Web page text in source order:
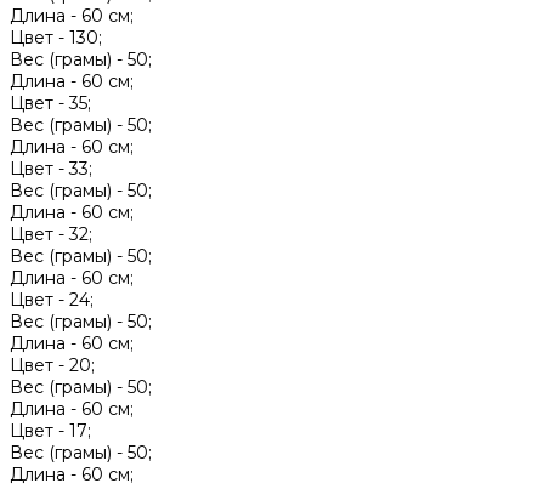
Длина - 60 см;
Цвет - 130;
Вес (грамы) - 50;
Длина - 60 см;
Цвет -35;
Вес (грамы) - 50;
Длина - 60 см;
Цвет -33;
Вес (грамы) - 50;
Длина - 60 см;
Цвет -32;
Вес (грамы) - 50;
Длина - 60 см;
Цвет - 24;
Вес (грамы) - 50;
Длина - 60 см;
Цвет - 20;
Вес (грамы) - 50;
Длина - 60 см;
Цвет - 17;
Вес (грамы) - 50;
Длина - 60 см;